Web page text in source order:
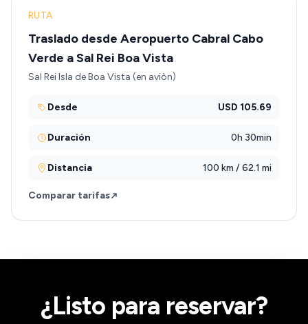
RUTA
Traslado desde Aeropuerto Cabral Cabo
Verde a Sal Rei Boa Vista
Sal Rei Isla de Boa Vista (en aviòn)
Desde USD 105.69
Duración 0h 30min
Distancia 100 km / 62.1 mi
Comparar tarifas
¿Listo para reservar?